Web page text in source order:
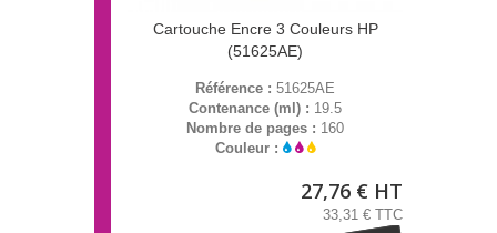
Cartouche Encre 3 Couleurs HP
(51625AE)
Référence : 51625AE
Contenance (ml) : 19.5
Nombre de pages : 160
Couleur :
27,76 € HT
33,31 € TTC